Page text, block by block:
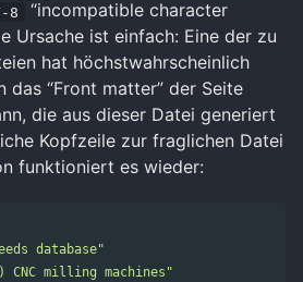
8
“incompatible character
Ursache ist einfach: Eine der zu
hat höchstwahrscheinlich
das “Front matter” der Seite
die aus dieser Datei generiert
Kopfzeile zur fraglichen Datei
funktioniert es wieder:
database"
CNC milling machines"